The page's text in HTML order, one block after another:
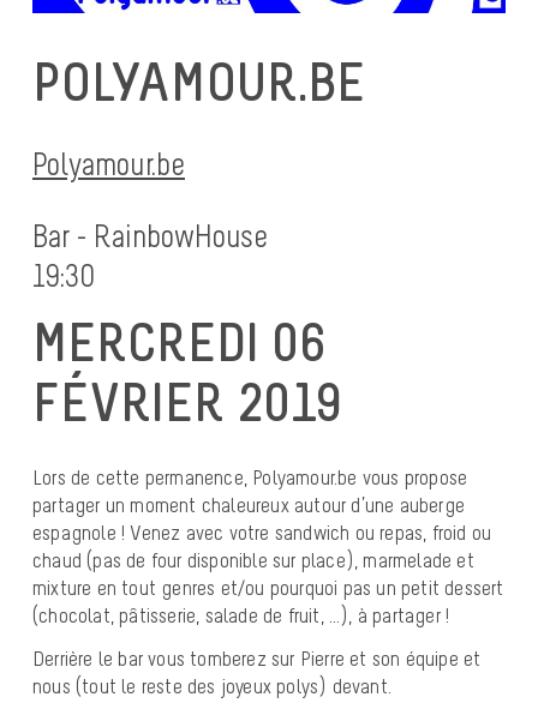
POLYAMOUR.BE
Polyamour.be
Bar - RainbowHouse
19:30
MERCREDI 06
FÉVRIER 2019
Lors de cette permanence, Polyamour.be vous propose
partager un moment chaleureux autour d’une auberge
espagnole ! Venez avec votre sandwich ou repas, froid ou
chaud (pas de four disponible sur place), marmelade et
mixture en tout genres et/ou pourquoi pas un petit dessert
(chocolat, pâtisserie, salade de fruit, …), à partager !
Derrière le bar vous tomberez sur Pierre et son équipe et
nous (tout le reste des joyeux polys) devant.